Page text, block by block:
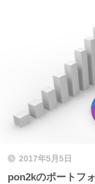
2017年5月5日
pon2kのポートフ